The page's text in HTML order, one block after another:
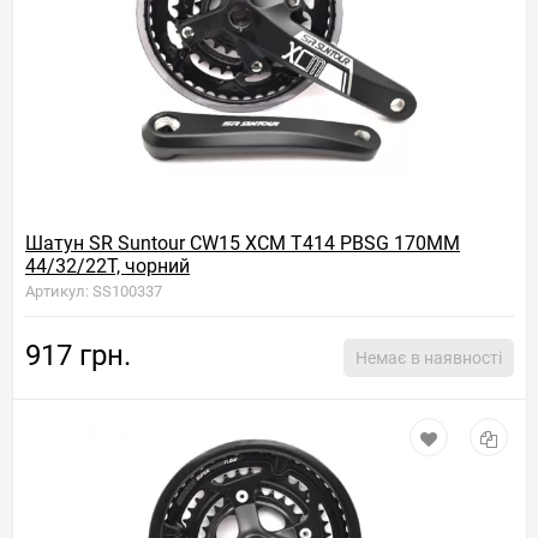
Шатун SR Suntour CW15 XCM T414 PBSG 170MM
44/32/22T, чорний
Артикул: SS100337
917 грн. Немає в наявності